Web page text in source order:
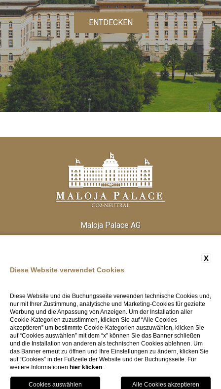
ENTDECKEN
Maloja Palace AG
Email:info@malojapalace.comIDI CHE - 112.823.196
Cookie Policy-AGB
X
Diese Website verwendet Cookies
Diese Website und die Buchungsseite verwenden technische Cookies und,
nur mit Ihrer Zustimmung, analytische und Marketing-Cookies für gezielte
Werbung und die Anpassung von Anzeigen. Um der Installation aller
Cookie-Kategorien zuzustimmen, klicken Sie auf “Alle Cookies
akzeptieren” um bestimmte Cookie-Kategorien auszuwählen, klicken Sie
auf “Cookies auswählen” mit dem “x” können Sie das Banner schließen
und die Installation von anderen als technischen Cookies ablehnen. Um
das Banner erneut zu öffnen und Ihre Einstellungen zu ändern, klicken Sie
auf “Cookies” in der Fußzeile der Website und der Buchungsseite. Für
weitere Informationen hier klicken.